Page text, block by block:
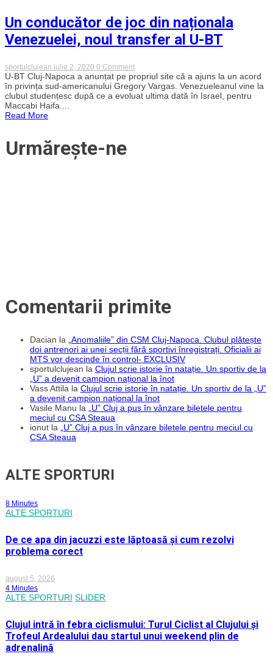
Un conducător de joc din naționala
Venezuelei, noul transfer al U-BT
sportulclujean iulie 2, 2020 0 Commenton
Un
conducător
de
joc
U-BT Cluj-Napoca a anunțat pe propriul site că a ajuns la un acord
în privința sud-americanului Gregory Vargas. Venezueleanul vine la
clubul studențesc după ce a evoluat ultima dată în Israel, pentru
Maccabi Haifa....
Read More
Urmărește-ne
Comentarii primite
Dacian la
„Anomaliile” din CSM Cluj-Napoca. Clubul plătește
doi antrenori ai unei secții fără sportivi înregistrați. Oficialii ai
MTS vor descinde în control- EXCLUSIV
sportulclujean la Clujul scrie istorie în natație. Un sportiv de la
„U” a devenit campion național la înot
Vass Attila la Clujul scrie istorie în natație. Un sportiv de la „U”
a devenit campion național la înot
Vasile Manu la
„U” Cluj a pus în vânzare biletele pentru
meciul cu CSA Steaua
ionut la
„U” Cluj a pus în vânzare biletele pentru meciul cu
CSA Steaua
ALTE SPORTURI
8 Minutes
ALTE SPORTURI
De ce apa din jacuzzi este lăptoasă și cum rezolvi
problema corect
august 5, 2026
4 Minutes
ALTE SPORTURI SLIDER
Clujul intră în febra ciclismului: Turul Ciclist al Clujului și
Trofeul Ardealului dau startul unui weekend plin de
adrenalină